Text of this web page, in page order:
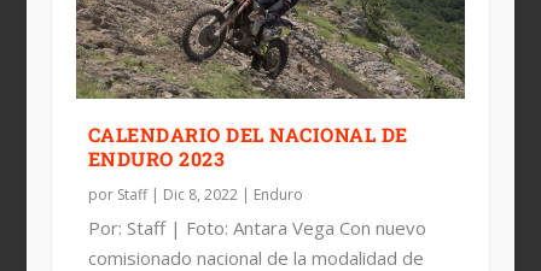
CALENDARIO DEL NACIONAL DE
ENDURO 2023
por Staff| Dic 8, 2022| Enduro
Por: Staff | Foto: Antara Vega Con nuevo
comisionado nacional de la modalidad de